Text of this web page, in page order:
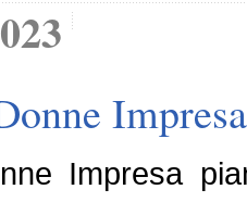
Impresa